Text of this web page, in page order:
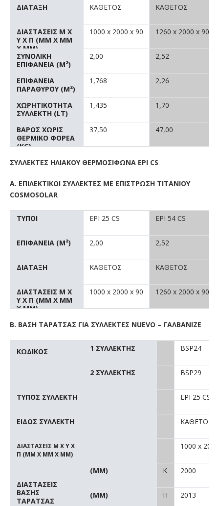
ΔΙΑΤΑΞΗ
ΔΙΑΣΤΑΣΕΙΣ M X
Y X Π (MM X MM
X MM)
ΣΥΝΟΛΙΚΗ
ΕΠΙΦΑΝΕΙΑ (M²)
ΕΠΙΦΑΝΕΙΑ
ΠΑΡΑΘΥΡΟΥ (M²)
ΧΩΡΗΤΙΚΟΤΗΤΑ
ΣΥΛΛΕΚΤΗ (LT)
ΒΑΡΟΣ ΧΩΡΙΣ
ΘΕΡΜΙΚΟ ΦΟΡΕΑ
(KG)
ΚΑΘΕΤΟΣ
1000 x 2000 x 90
2,00
1,768
1,435
37,50
ΚΑΘΕΤΟΣ
1260 x 2000 x 90
2,52
2,26
1,70
47,00
ΣΥΛΛΕΚΤΕΣ ΗΛΙΑΚΟΥ ΘΕΡΜΟΣΙΦΩΝΑ EPI CS
Α. ΕΠΙΛΕΚΤΙΚΟΙ ΣΥΛΛΕΚΤΕΣ ΜΕ ΕΠΙΣΤΡΩΣΗ ΤΙΤΑΝΙΟΥ
COSMOSOLAR
ΤΥΠΟI
ΕΠΙΦΑΝΕΙΑ (M²)
ΔΙΑΤΑΞΗ
ΔΙΑΣΤΑΣΕΙΣ M X
Y X Π (MM X MM
X MM)
EPI 25 CS
2,00
ΚΑΘΕΤΟΣ
1000 x 2000 x 90
EPI 54 CS
2,52
ΚΑΘΕΤΟΣ
1260 x 2000 x 90
Β. ΒΑΣΗ ΤΑΡΑΤΣΑΣ ΓΙΑ ΣΥΛΛΕΚΤΕΣ NUEVO – ΓΑΛΒΑΝΙΖΕ
ΚΩΔΙΚΟΣ
ΤΥΠΟΣ ΣΥΛΛΕΚΤΗ
ΕΙΔΟΣ ΣΥΛΛΕΚΤΗ
ΔΙΑΣΤΑΣΕΙΣ Μ X Y X
Π (MM X MM X MM)
ΔΙΑΣΤΑΣΕΙΣ
ΒΑΣΗΣ
ΤΑΡΑΤΣΑΣ
1 ΣΥΛΛΕΚΤΗΣ
2 ΣΥΛΛΕΚΤΗΣ
(MM)
(MM)
K
H
BSP24
BSP29
EPI 25 CS
ΚΑΘΕΤΟΣ
1000 x
2000
2013